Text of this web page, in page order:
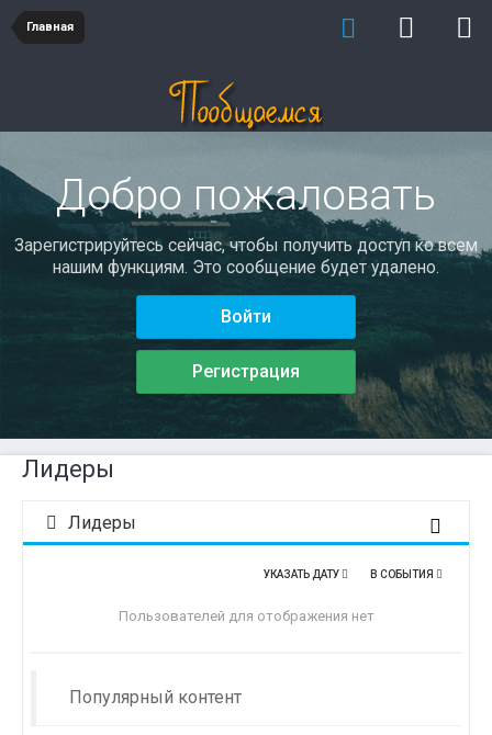
Главная
Добро пожаловать
Зарегистрируйтесь сейчас, чтобы получить доступ ко всем
нашим функциям. Это сообщение будет удалено.
Войти
Регистрация
Лидеры
Лидеры
В СОБЫТИЯ
УКАЗАТЬ ДАТУ
Пользователей для отображения нет
Популярный контент